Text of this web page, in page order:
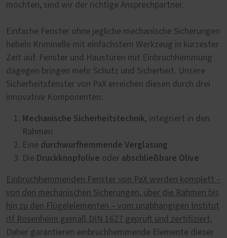
möchten, sind wir der richtige Ansprechpartner.
Einfache Fenster ohne jegliche mechanische Sicherungen
hebeln Kriminelle mit einfachstem Werkzeug in kürzester
Zeit auf. Fenster und Haustüren mit Einbruchhemmung
dagegen bringen mehr Schutz und Sicherheit. Unsere
Sicherheitsfenster von PaX erreichen diesen durch drei
innovative Komponenten:
Mechanische Sicherheitstechnik, integriert in den
Rahmen
Eine durchwurfhemmende Verglasung
Die Druckknopfolive oder abschließbare Olive
Einbruchhemmenden Fenster von PaX werden komplett –
von den mechanischen Sicherungen, über die Rahmen bis
hin zu den Flügelelementen – vom unabhängigen Institut
itf Rosenheim gemäß DIN 1627 geprüft und zertifiziert.
Daher garantieren einbruchhemmende Elemente dieser